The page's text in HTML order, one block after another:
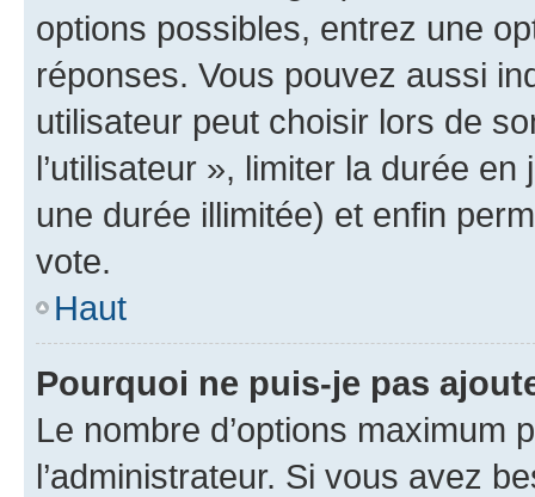
options possibles, entrez une
réponses. Vous pouvez aussi
utilisateur peut choisir lors de
l’utilisateur », limiter la durée
une durée illimitée) et enfin
vote.
Haut
Pourquoi ne puis-je pas
Le nombre d’options maximum
l’administrateur. Si vous avez